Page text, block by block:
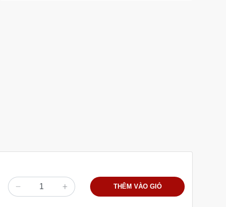
THÊM VÀO GIỎ